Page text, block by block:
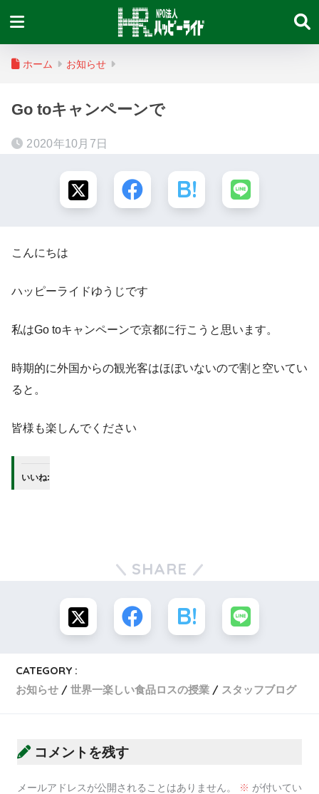
ホーム お知らせ
Go toキャンペーンで
2020年10月7日
こんにちは
ハッピーライドゆうじです
私はGo toキャンペーンで京都に行こうと思います。
時期的に外国からの観光客はほぼいないので割と空いてい
ると。
皆様も楽しんでください
いいね:
SHARE
CATEGORY :
お知らせ
世界一楽しい食品ロスの授業 スタッフブログ
コメントを残す
メールアドレスが公開されることはありません。 ※ が付いてい